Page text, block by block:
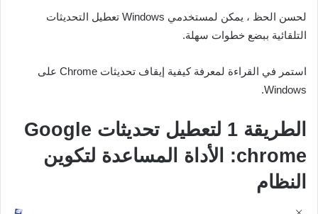
لحسن الحظ ، يمكن لمستخدمي Windows تعطيل التحديثات
التلقائية ببضع خطوات سهلة.
استمر في القراءة لمعرفة كيفية إيقاف تحديثات Chrome على
Windows.
الطريقة 1 لتعطيل تحديثات Google
chrome: الأداة المساعدة لتكوين
النظام